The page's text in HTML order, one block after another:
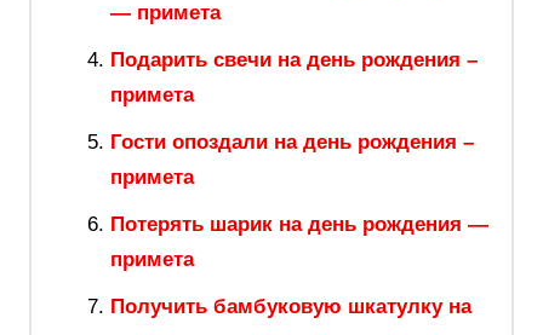
— примета
Подарить свечи на день рождения –
примета
Гости опоздали на день рождения –
примета
Потерять шарик на день рождения —
примета
Получить бамбуковую шкатулку на